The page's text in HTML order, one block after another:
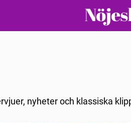
nyheter och klassiska